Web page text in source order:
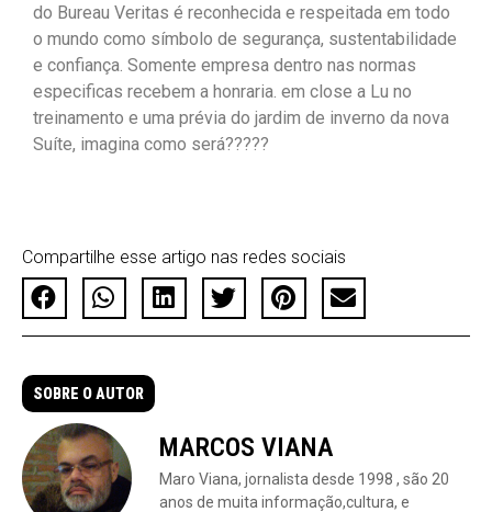
do Bureau Veritas é reconhecida e respeitada em todo
o mundo como símbolo de segurança, sustentabilidade
e confiança. Somente empresa dentro nas normas
especificas recebem a honraria. em close a Lu no
treinamento e uma prévia do jardim de inverno da nova
Suíte, imagina como será?????
Compartilhe esse artigo nas redes sociais
SOBRE O AUTOR
MARCOS VIANA
Maro Viana, jornalista desde 1998 , são 20
anos de muita informação,cultura, e